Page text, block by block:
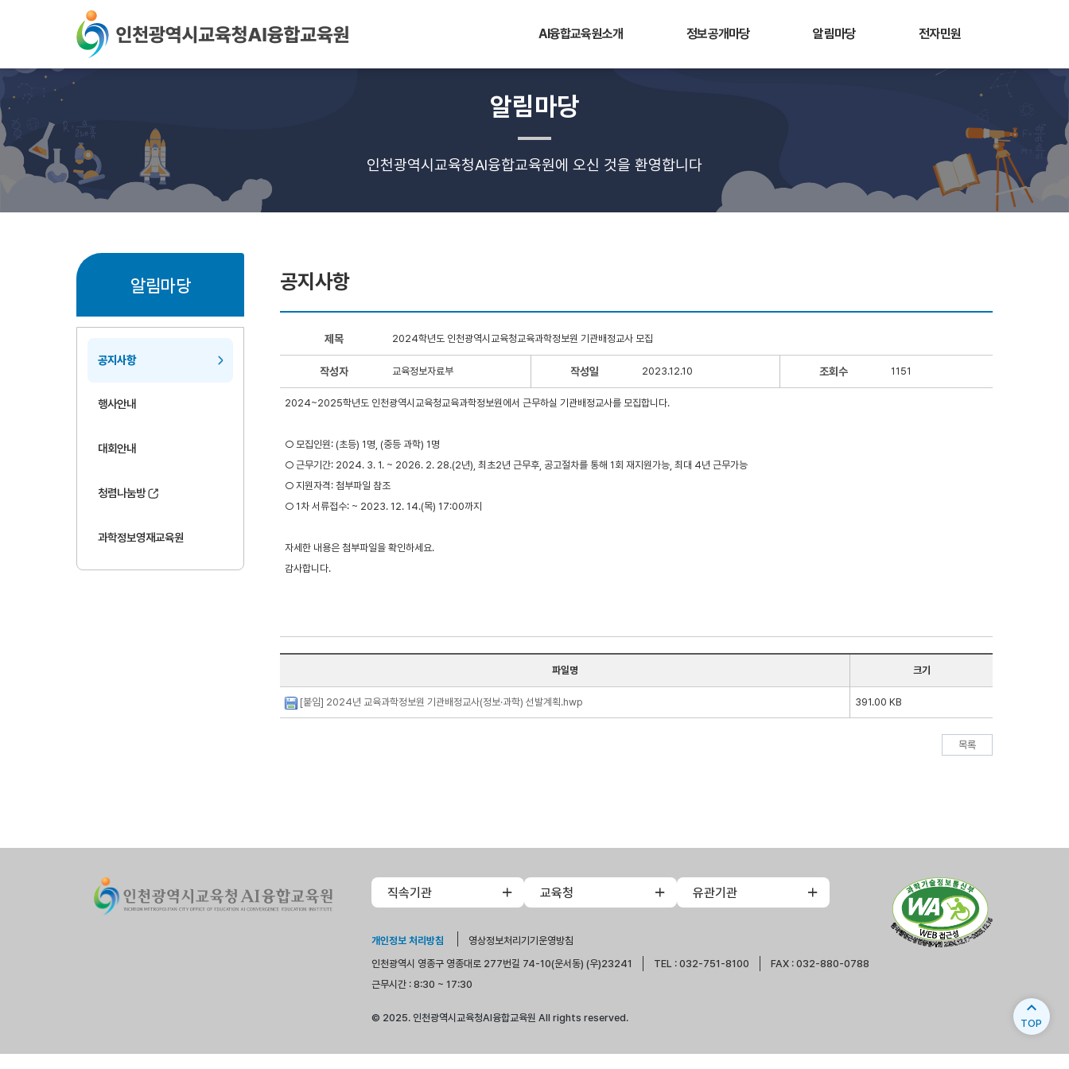
AI융합교육원소개 정보공개마당 알림마당 전자민원
알림마당
인천광역시교육청AI융합교육원에 오신 것을 환영합니다
expand_less
TOP
알림마당
공지사항
행사안내
대회안내
청렴나눔방
과학정보영재교육원
공지사항
제목 2024학년도 인천광역시교육청교육과학정보원 기관배정교사 모집
작성자 교육정보자료부 작성일 2023.12.10 조회수 1151
2024~2025학년도 인천광역시교육청교육과학정보원에서 근무하실 기관배정교사를 모집합니다.
○ 모집인원: (초등) 1명, (중등 과학) 1명
○ 근무기간: 2024. 3. 1. ~ 2026. 2. 28.(2년), 최초2년 근무후, 공고절차를 통해 1회 재지원가능, 최대 4년 근무가능
○ 지원자격: 첨부파일 참조
○ 1차 서류접수: ~ 2023. 12. 14.(목) 17:00까지
자세한 내용은 첨부파일을 확인하세요.
감사합니다.
파일명 크기
[붙임] 2024년 교육과학정보원 기관배정교사(정보·과학) 선발계획.hwp 391.00 KB
목록
직속기관 교육청 유관기관
개인정보 처리방침
영상정보처리기기운영방침
인천광역시 영종구 영종대로 277번길 74-10(운서동) (우)23241
TEL : 032-751-8100
FAX : 032-880-0788
근무시간 : 8:30 ~ 17:30
© 2025. 인천광역시교육청AI융합교육원 All rights reserved.